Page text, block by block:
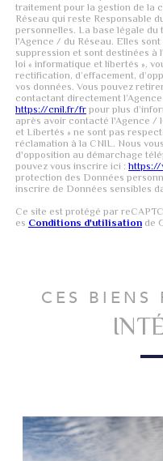
traitement pour la gestion de la
Réseau qui reste Responsable
personnelles. La base légale
l'Agence / du Réseau. Elles
suppression et sont destinées à
loi « informatique et libertés »,
rectification, d’effacement,
vos données. Vous pouvez
contactant directement
https://cnil.fr/fr pour plus
après avoir contacté l'Agence /
et Libertés » ne sont pas
réclamation à la CNIL. Nous
d'opposition au démarchage
pouvez vous inscrire ici : https://
protection des Données
inscrire de Données sensibles
Ce site est protégé par
es Conditions d'utilisation de
CES BIENS